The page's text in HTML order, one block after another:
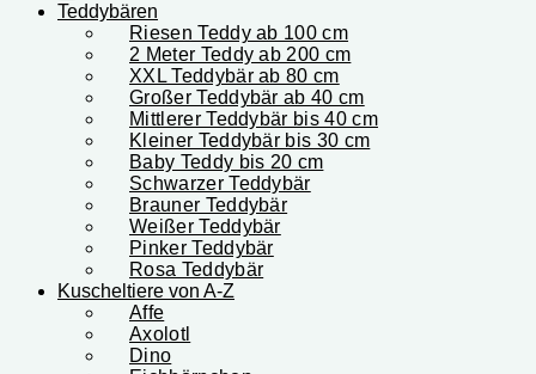
Teddybären
Riesen Teddy ab 100 cm
2 Meter Teddy ab 200 cm
XXL Teddybär ab 80 cm
Großer Teddybär ab 40 cm
Mittlerer Teddybär bis 40 cm
Kleiner Teddybär bis 30 cm
Baby Teddy bis 20 cm
Schwarzer Teddybär
Brauner Teddybär
Weißer Teddybär
Pinker Teddybär
Rosa Teddybär
Kuscheltiere von A-Z
Affe
Axolotl
Dino